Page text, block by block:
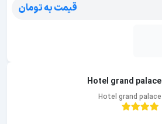
قیمت به تومان
Hotel grand palace
Hotel grand palace